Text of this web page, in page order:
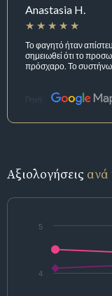
Anastasia H.
Το φαγητό ήταν
σημειωθεί ότι το
πρόσχαρο. Το
Πηγή:
Αξιολογήσεις
4
5